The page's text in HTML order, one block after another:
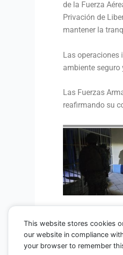
de la Fuerza
Privación de
mantener la
Las operaciones
ambiente
Las Fuerzas
reafirmando su
←Entrada anterior
This website stores cookies
our website in compliance
your browser to remember